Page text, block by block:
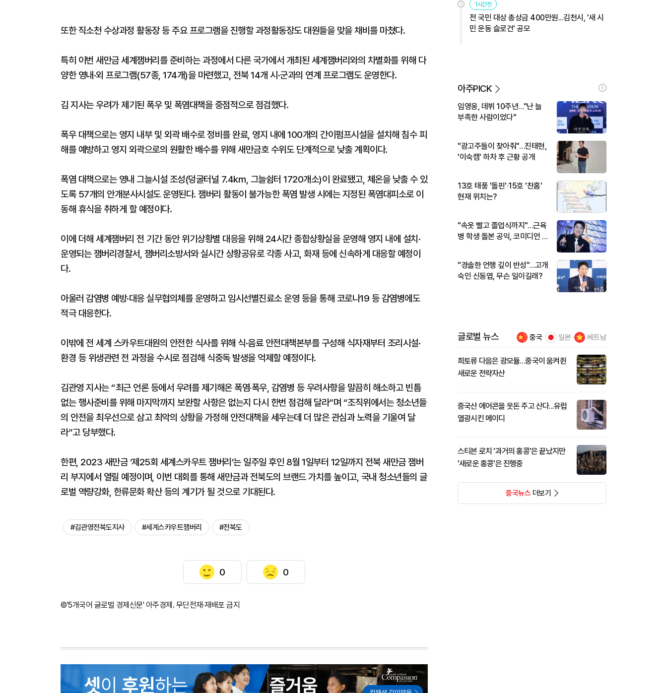
또한 직소천 수상과정 활동장 등 주요 프로그램을 진행할 과정활동장도 대원들을 맞을 채비를 마쳤다.
특히 이번 새만금 세계잼버리를 준비하는 과정에서 다른 국가에서 개최된 세계잼버리와의 차별화를 위해 다
양한 영내·외 프로그램(57종, 174개)을 마련했고, 전북 14개 시·군과의 연계 프로그램도 운영한다.
김 지사는 우려가 제기된 폭우 및 폭염대책을 중점적으로 점검했다.
폭우 대책으로는 영지 내부 및 외곽 배수로 정비를 완료, 영지 내에 100개의 간이펌프시설을 설치해 침수 피
해를 예방하고 영지 외곽으로의 원활한 배수를 위해 새만금호 수위도 단계적으로 낮출 계획이다.
폭염 대책으로는 영내 그늘시설 조성(덩굴터널 7.4㎞, 그늘쉼터 1720개소)이 완료됐고, 체온을 낮출 수 있
도록 57개의 안개분사시설도 운영된다. 잼버리 활동이 불가능한 폭염 발생 시에는 지정된 폭염대피소로 이
동해 휴식을 취하게 할 예정이다.
이에 더해 세계잼버리 전 기간 동안 위기상황별 대응을 위해 24시간 종합상황실을 운영해 영지 내에 설치·
운영되는 잼버리경찰서, 잼버리소방서와 실시간 상황공유로 각종 사고, 화재 등에 신속하게 대응할 예정이
다.
아울러 감염병 예방·대응 실무협의체를 운영하고 임시선별진료소 운영 등을 통해 코로나19 등 감염병에도
적극 대응한다.
이밖에 전 세계 스카우트대원의 안전한 식사를 위해 식·음료 안전대책본부를 구성해 식자재부터 조리시설·
환경 등 위생관련 전 과정을 수시로 점검해 식중독 발생을 억제할 예정이다.
김관영 지사는 “최근 언론 등에서 우려를 제기해온 폭염‧폭우, 감염병 등 우려사항을 말끔히 해소하고 빈틈
없는 행사준비를 위해 마지막까지 보완할 사항은 없는지 다시 한번 점검해 달라”며 “조직위에서는 청소년들
의 안전을 최우선으로 삼고 최악의 상황을 가정해 안전대책을 세우는데 더 많은 관심과 노력을 기울여 달
라”고 당부했다.
한편, 2023 새만금 ‘제25회 세계스카우트 잼버리’는 일주일 후인 8월 1일부터 12일까지 전북 새만금 잼버
리 부지에서 열릴 예정이며, 이번 대회를 통해 새만금과 전북도의 브랜드 가치를 높이고, 국내 청소년들의 글
로벌 역량강화, 한류문화 확산 등의 계기가 될 것으로 기대된다.
#김관영전북도지사 #세계스카우트잼버리 #전북도
0 0
©'5개국어 글로벌 경제신문' 아주경제. 무단전재·재배포 금지
1시간전
전 국민 대상 총상금 400만원...김천시, '새 시
민 운동 슬로건' 공모
아주PICK
임영웅, 데뷔 10주년…"난 늘
부족한 사람이었다"
"광고주들이 찾아줘"…진태현,
'이숙캠' 하차 후 근황 공개
13호 태풍 '돌핀'·15호 '찬홈'
현재 위치는?
"속옷 빨고 졸업식까지"…근육
병 학생 돌본 공익, 코미디언 김
"경솔한 언행 깊이 반성"…고개
숙인 신동엽, 무슨 일이길래?
글로벌 뉴스 중국 일본 베트남
희토류 다음은 광모듈…중국이 움켜쥔
새로운 전략자산
중국산 에어콘을 웃돈 주고 산다...유럽
열광시킨 메이디
스티븐 로치 '과거의 홍콩'은 끝났지만
'새로운 홍콩'은 진행중
중국뉴스더보기